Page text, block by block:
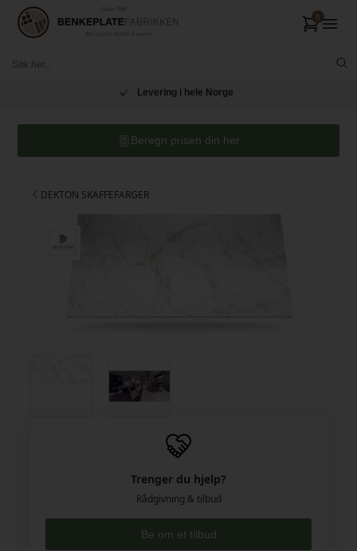
Levering i hele Norge
Beregn prisen din her
DEKTON SKAFFEFARGER
Trenger du hjelp?
Rådgivning & tilbud
Be om et tilbud